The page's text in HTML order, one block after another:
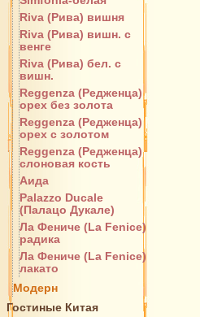
Riva (Рива) вишня
Riva (Рива) вишн. с
венге
Riva (Рива) бел. с
вишн.
Reggenza (Редженца)
орех без золота
Reggenza (Редженца)
орех с золотом
Reggenza (Редженца)
слоновая кость
Аида
Palazzo Ducale
(Палацо Дукале)
Ла Фениче (La Fenice)
радика
Ла Фениче (La Fenice)
лакато
Модерн
Гостиные Китая